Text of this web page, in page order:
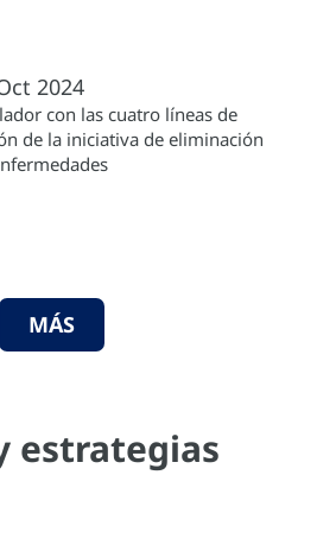
2024
con las cuatro líneas de
de la iniciativa de eliminación
MÁS
estrategias